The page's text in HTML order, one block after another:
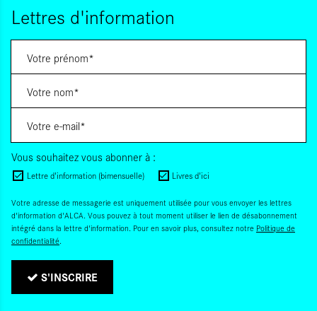
Lettres d'information
Vous souhaitez vous abonner à :
Lettre d'information (bimensuelle) Livres d'ici
Votre adresse de messagerie est uniquement utilisée pour vous envoyer les lettres
d'information d'ALCA. Vous pouvez à tout moment utiliser le lien de désabonnement
intégré dans la lettre d'information. Pour en savoir plus, consultez notre Politique de
confidentialité.
S'INSCRIRE